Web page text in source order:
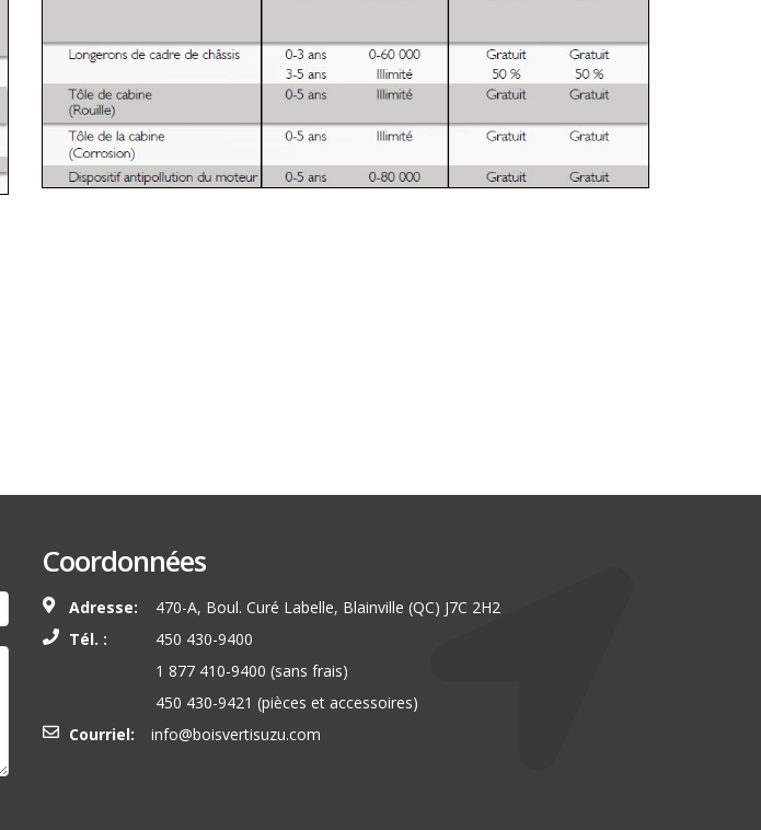
Coordonnées
Adresse:
470-A, Boul. Curé Labelle, Blainville (QC) J7C 2H2
Tél. :
450 430-9400
1 877 410-9400 (sans frais)
450 430-9421 (pièces et accessoires)
Courriel:
info@boisvertisuzu.com